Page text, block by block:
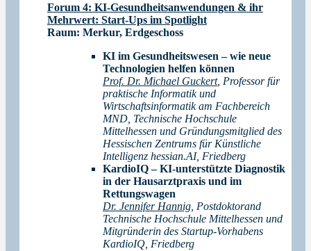
Forum 4: KI-Gesundheitsanwendungen & ihr
Mehrwert: Start-Ups im Spotlight
Raum: Merkur, Erdgeschoss
KI im Gesundheitswesen – wie neue
Technologien helfen können
Prof. Dr. Michael Guckert, Professor für
praktische Informatik und
Wirtschaftsinformatik am Fachbereich
MND, Technische Hochschule
Mittelhessen und Gründungsmitglied des
Hessischen Zentrums für Künstliche
Intelligenz hessian.AI, Friedberg
KardioIQ – KI-unterstützte Diagnostik
in der Hausarztpraxis und im
Rettungswagen
Dr. Jennifer Hannig , Postdoktorand
Technische Hochschule Mittelhessen und
Mitgründerin des Startup-Vorhabens
KardioIQ, Friedberg